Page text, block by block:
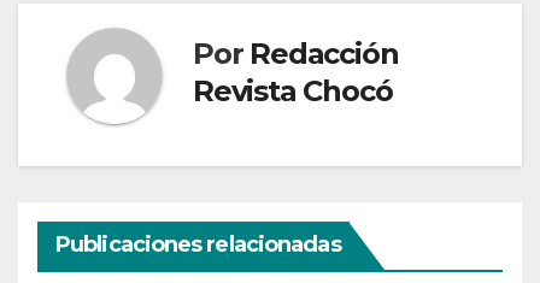
Por Redacción
Revista Chocó
Publicaciones relacionadas